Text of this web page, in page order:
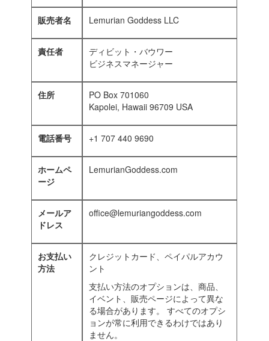
販売者名 Lemurian Goddess LLC
責任者
ディビット・バウワー
ビジネスマネージャー
住所
PO Box 701060
Kapolei, Hawaii 96709 USA
電話番号 +1 707 440 9690
ホームペ
ージ
LemurianGoddess.com
メールア
ドレス
office@lemuriangoddess.com
お支払い
方法
クレジットカード、ペイパルアカウ
ント
支払い方法のオプションは、商品、
イベント、販売ページによって異な
る場合があります。 すべてのオプシ
ョンが常に利用できるわけではあり
ません。